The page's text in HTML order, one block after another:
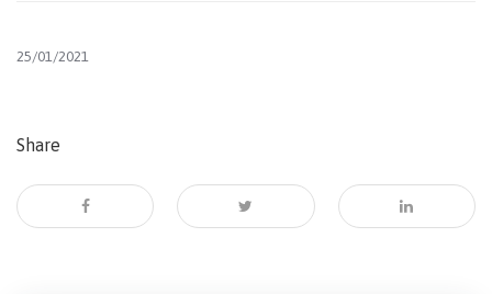
25/01/2021
Share